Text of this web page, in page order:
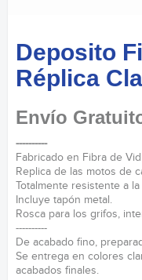
Deposito
Réplica
Envío
----------
Fabricado en Fibra de
Replica de las motos de
Totalmente resistente a la
Incluye tapón metal.
Rosca para los grifos,
----------
De acabado fino,
Se entrega en colores
acabados finales.